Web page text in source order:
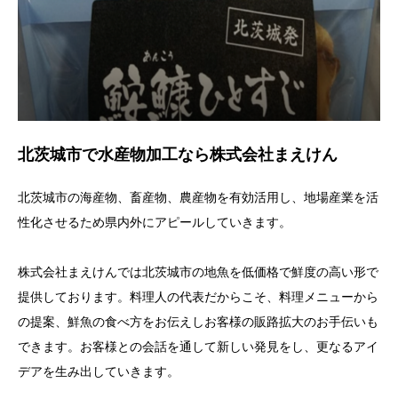
北茨城市で水産物加工なら株式会社まえけん
北茨城市の海産物、畜産物、農産物を有効活用し、地場産業を活
性化させるため県内外にアピールしていきます。
株式会社まえけんでは北茨城市の地魚を低価格で鮮度の高い形で
提供しております。料理人の代表だからこそ、料理メニューから
の提案、鮮魚の食べ方をお伝えしお客様の販路拡大のお手伝いも
できます。お客様との会話を通して新しい発見をし、更なるアイ
デアを生み出していきます。